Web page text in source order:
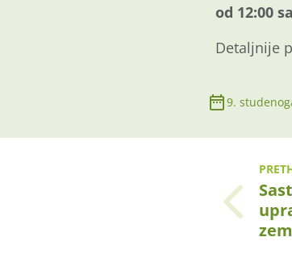
od 12:00
Detaljnije
9.